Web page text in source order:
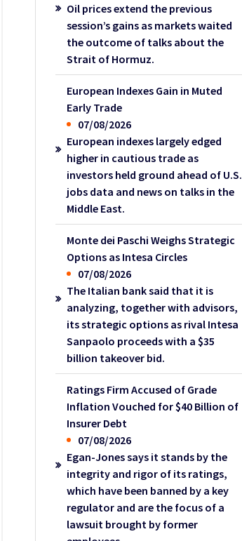
Oil prices extend the previous
session’s gains as markets waited
the outcome of talks about the
Strait of Hormuz.
European Indexes Gain in Muted
Early Trade
07/08/2026
European indexes largely edged
higher in cautious trade as
investors held ground ahead of U.S.
jobs data and news on talks in the
Middle East.
Monte dei Paschi Weighs Strategic
Options as Intesa Circles
07/08/2026
The Italian bank said that it is
analyzing, together with advisors,
its strategic options as rival Intesa
Sanpaolo proceeds with a $35
billion takeover bid.
Ratings Firm Accused of Grade
Inflation Vouched for $40 Billion of
Insurer Debt
07/08/2026
Egan-Jones says it stands by the
integrity and rigor of its ratings,
which have been banned by a key
regulator and are the focus of a
lawsuit brought by former